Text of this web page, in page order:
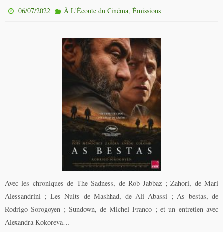
06/07/2022 À L'Écoute du Cinéma, Émissions
Avec les chroniques de The Sadness, de Rob Jabbaz ; Zahori, de Mari
Alessandrini ; Les Nuits de Mashhad, de Ali Abassi ; As bestas, de
Rodrigo Sorogoyen ; Sundown, de Michel Franco ; et un entretien avec
Alexandra Kokoreva…